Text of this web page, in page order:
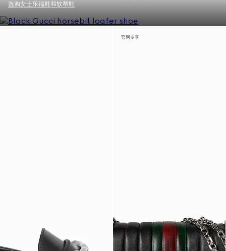
选购女士乐福鞋和软帮鞋
官网专享